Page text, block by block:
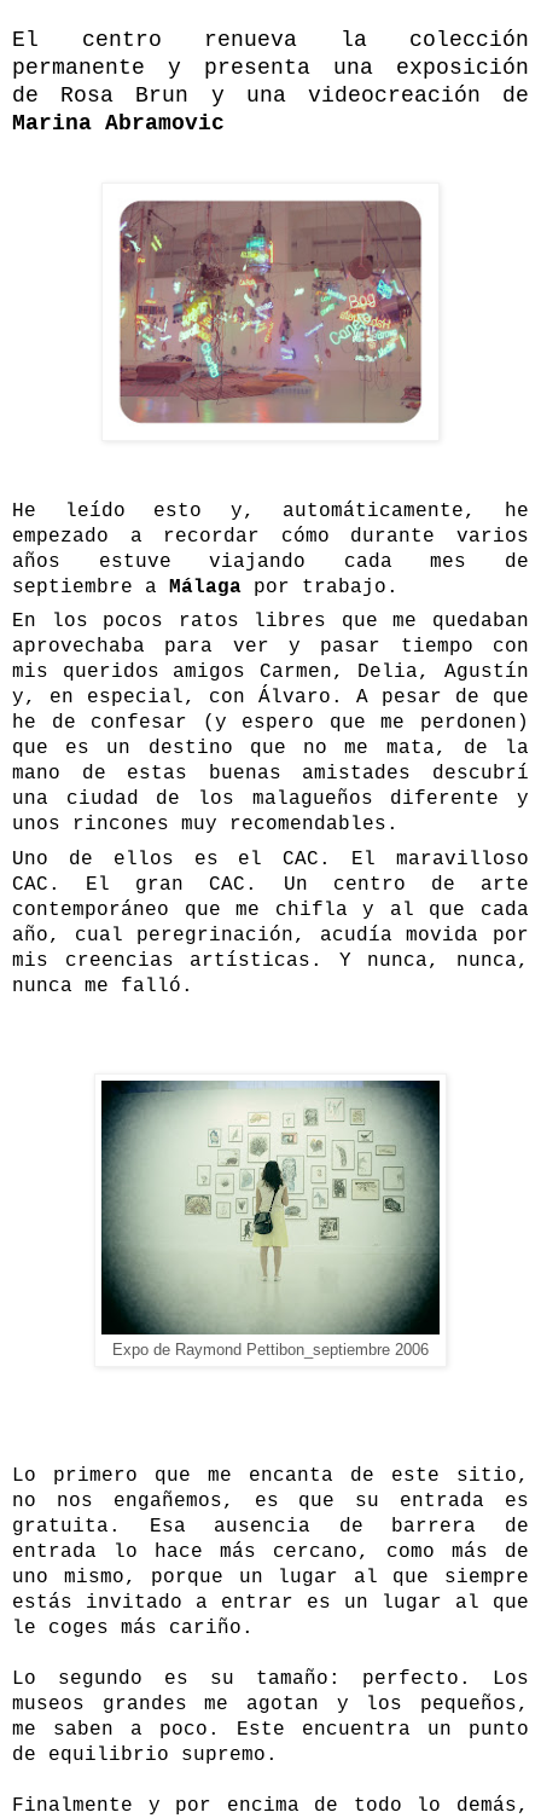
El centro renueva la colección
permanente y presenta una exposición
de Rosa Brun y una videocreación de
Marina Abramovic
He leído esto y, automáticamente, he
empezado a recordar cómo durante varios
años estuve viajando cada mes de
septiembre a
Málaga por trabajo.
En los pocos ratos libres que me quedaban
aprovechaba para ver y pasar tiempo con
mis queridos amigos Carmen, Delia, Agustín
y, en especial, con Álvaro. A pesar de que
he de confesar (y espero que me perdonen)
que es un destino que no me mata, de
la
mano de estas buenas amistades descubrí
una ciudad de los malagueños diferente y
unos rincones muy recomendables.
Uno de ellos es elCAC . El maravilloso
CAC. El gran CAC. Un centro de arte
contemporáneo que me chifla y al que cada
año, cual peregrinación, acudía movida por
mis creencias artísticas. Y nunca, nunca,
nunca me falló.
Expo de Raymond Pettibon_septiembre 2006
Lo primero que me encanta de este sitio,
no nos engañemos, es que su entrada es
gratuita. Esa ausencia de barrera de
entrada lo hace más cercano, como más de
uno mismo, porque un lugar al que siempre
estás invitado a entrar es un lugar al que
le coges más cariño.
Lo segundo es su tamaño: perfecto. Los
museos grandes me agotan y los pequeños,
me saben a poco. Este encuentra un punto
de equilibrio supremo.
Finalmente y por encima de todo lo demás,